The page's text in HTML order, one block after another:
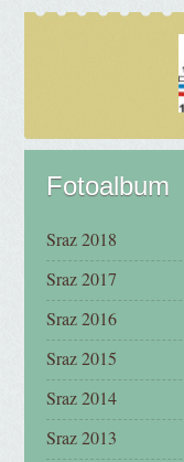
Fotoalbum
Sraz 2018
Sraz 2017
Sraz 2016
Sraz 2015
Sraz 2014
Sraz 2013